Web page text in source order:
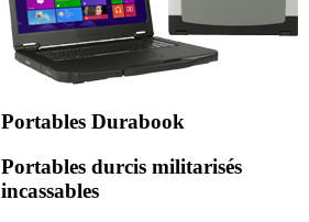
Portables Durabook
Portables durcis militarisés
incassables